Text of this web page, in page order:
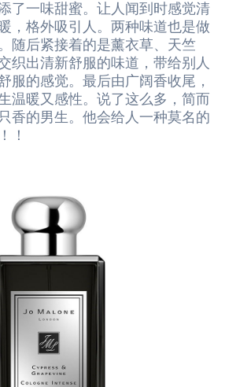
了一味甜蜜。让人闻到时感觉清
，格外吸引人。两种味道也是做
随后紧接着的是薰衣草、天竺
织出清新舒服的味道，带给别人
服的感觉。最后由广阔香收尾，
温暖又感性。说了这么多，简而
香的男生。他会给人一种莫名的
！